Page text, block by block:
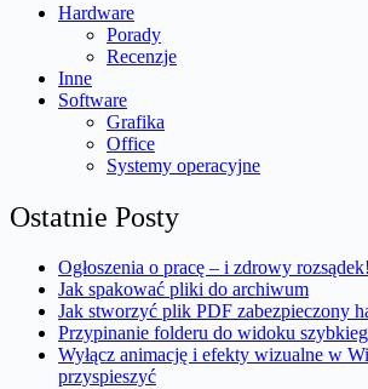
Hardware
Porady
Recenzje
Inne
Software
Grafika
Office
Systemy operacyjne
Ostatnie Posty
Ogłoszenia o pracę – i zdrowy rozsądek!
Jak spakować pliki do archiwum
Jak stworzyć plik PDF zabezpieczony
Przypinanie folderu do widoku
Wyłącz animację i efekty wizualne w
przyspieszyć